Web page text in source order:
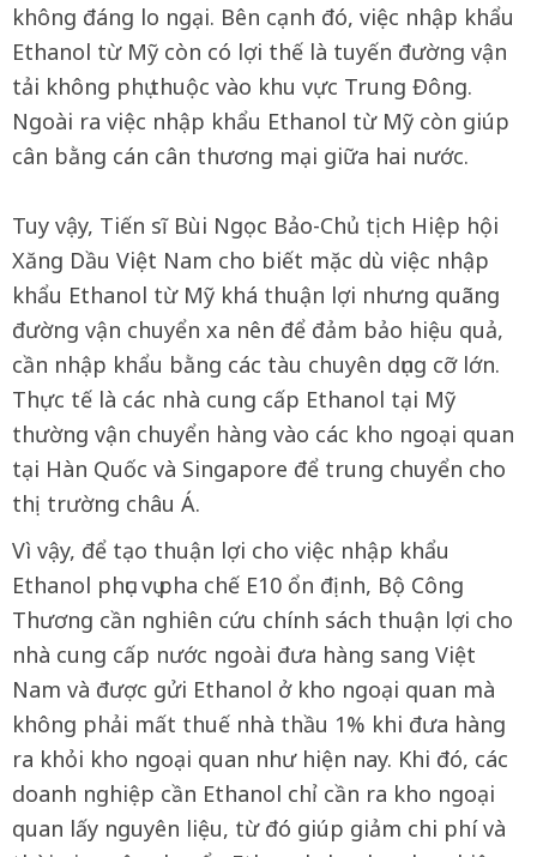
không đáng lo ngại. Bên cạnh đó, việc nhập khẩu
Ethanol từ Mỹ còn có lợi thế là tuyến đường vận
tải không phụ thuộc vào khu vực Trung Đông.
Ngoài ra việc nhập khẩu Ethanol từ Mỹ còn giúp
cân bằng cán cân thương mại giữa hai nước.
Tuy vậy, Tiến sĩ Bùi Ngọc Bảo-Chủ tịch Hiệp hội
Xăng Dầu Việt Nam cho biết mặc dù việc nhập
khẩu Ethanol từ Mỹ khá thuận lợi nhưng quãng
đường vận chuyển xa nên để đảm bảo hiệu quả,
cần nhập khẩu bằng các tàu chuyên dụng cỡ lớn.
Thực tế là các nhà cung cấp Ethanol tại Mỹ
thường vận chuyển hàng vào các kho ngoại quan
tại Hàn Quốc và Singapore để trung chuyển cho
thị trường châu Á.
Vì vậy, để tạo thuận lợi cho việc nhập khẩu
Ethanol phục vụ pha chế E10 ổn định, Bộ Công
Thương cần nghiên cứu chính sách thuận lợi cho
nhà cung cấp nước ngoài đưa hàng sang Việt
Nam và được gửi Ethanol ở kho ngoại quan mà
không phải mất thuế nhà thầu 1% khi đưa hàng
ra khỏi kho ngoại quan như hiện nay. Khi đó, các
doanh nghiệp cần Ethanol chỉ cần ra kho ngoại
quan lấy nguyên liệu, từ đó giúp giảm chi phí và